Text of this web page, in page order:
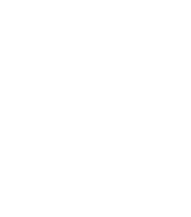
Sevilla Femenino para la 2026/27